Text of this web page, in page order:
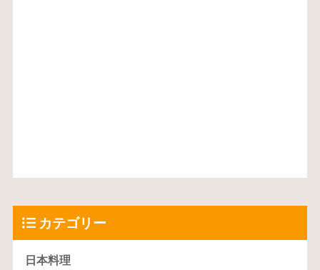
カテゴリー
日本料理